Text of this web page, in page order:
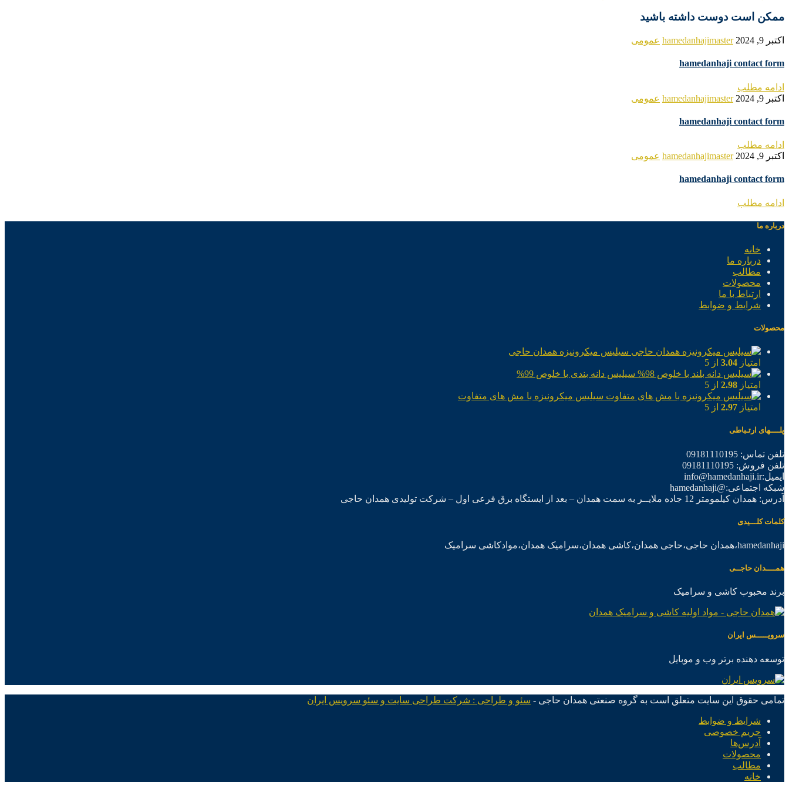
ممکن است دوست داشته باشید
اکتبر 9, 2024 hamedanhajimaster عمومی
hamedanhaji contact form
ادامه مطلب
اکتبر 9, 2024
hamedanhajimaster عمومی
hamedanhaji contact form
ادامه مطلب
اکتبر 9, 2024
hamedanhajimaster عمومی
hamedanhaji contact form
ادامه مطلب
درباره ما
خانه
درباره ما
مطالب
محصولات
ارتباط با ما
شرایط و ضوابط
محصولات
سیلیس میکرونیزه همدان حاجی
امتیاز 3.04 از 5
سیلیس دانه بندی با خلوص 99%
امتیاز 2.98 از 5
سیلیس میکرونیزه با مش های متفاوت
امتیاز 2.97 از 5
پلــــهای ارتـباطی
تلفن تماس: 09181110195
تلفن فروش: 09181110195
ایمیل:info@hamedanhaji.ir
شبکه اجتماعی:@hamedanhaji
آدرس: همدان کیلمومتر 12 جاده ملایــر به سمت همدان – بعد از ایستگاه برق فرعی اول – شرکت تولیدی همدان حاجی
کلمات کلـــیدی
hamedanhaji،همدان حاجی،حاجی همدان،کاشی همدان،سرامیک همدان،موادکاشی سرامیک
همــــدان حاجــی
برند محبوب کاشی و سرامیک
سرویـــــس ایران
توسعه دهنده برتر وب و موبایل
تمامی حقوق این سایت متعلق است به گروه صنعتی همدان حاجی - سئو و طراحی : شرکت طراحی سایت و سئو سرویس ایران
شرایط و ضوابط
حریم خصوصی
آدرس‌ها
محصولات
مطالب
خانه